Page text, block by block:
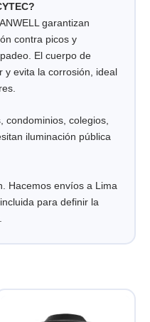
garantizan
contra picos y
El cuerpo de
y evita la corrosión, ideal
condominios, colegios,
iluminación pública
Hacemos envíos a Lima
para definir la